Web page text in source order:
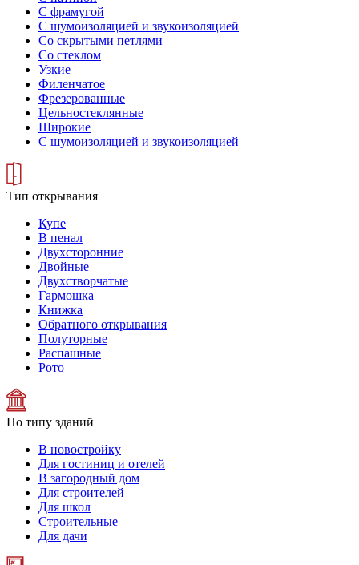
С фрамугой
С шумоизоляцией и звукоизоляцией
Со скрытыми петлями
Со стеклом
Узкие
Филенчатое
Фрезерованные
Цельностеклянные
Широкие
С шумоизоляцией и звукоизоляцией
Тип открывания
Купе
В пенал
Двухсторонние
Двойные
Двухстворчатые
Гармошка
Книжка
Обратного открывания
Полуторные
Распашные
Рото
По типу зданий
В новостройку
Для гостиниц и отелей
В загородный дом
Для строителей
Для школ
Строительные
Для дачи